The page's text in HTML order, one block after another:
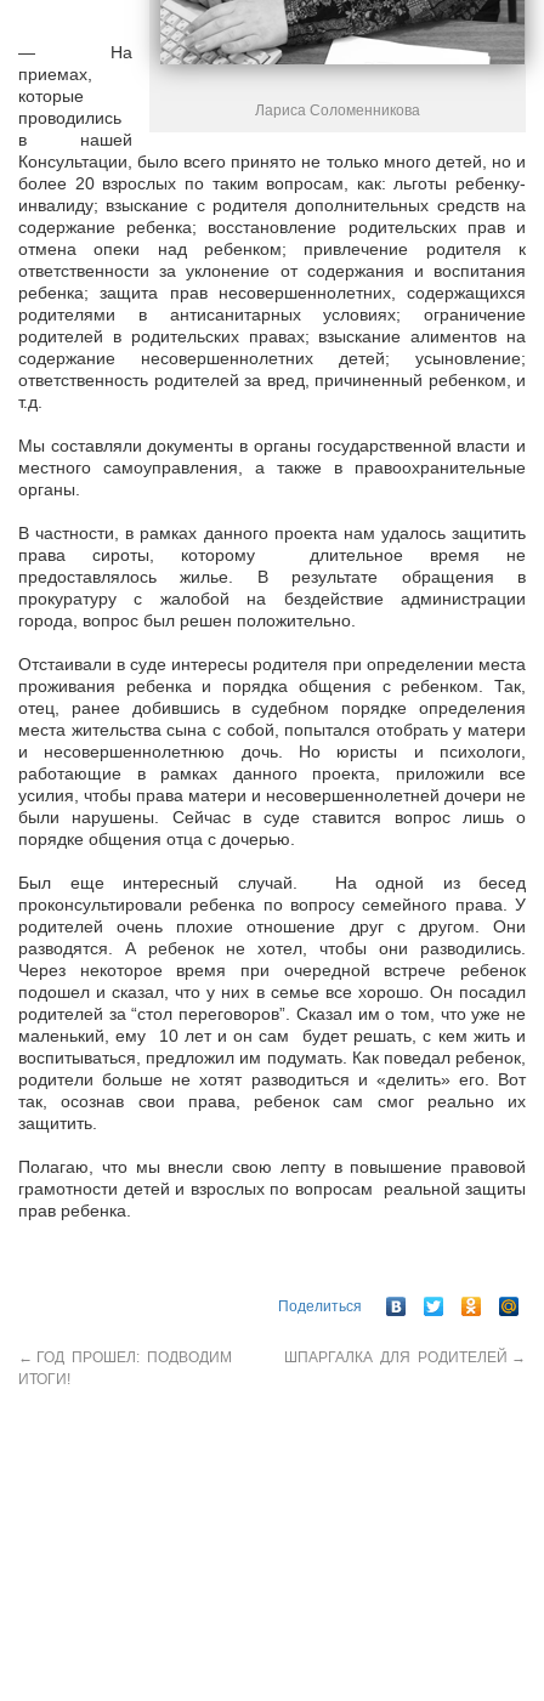
Лариса Соломенникова
— На
приемах,
которые
проводились
в нашей
Консультации, было всего принято не только много детей, но и
более 20 взрослых по таким вопросам, как: льготы ребенку-
инвалиду; взыскание с родителя дополнительных средств на
содержание ребенка; восстановление родительских прав и
отмена опеки над ребенком; привлечение родителя к
ответственности за уклонение от содержания и воспитания
ребенка; защита прав несовершеннолетних, содержащихся
родителями в антисанитарных условиях; ограничение
родителей в родительских правах; взыскание алиментов на
содержание несовершеннолетних детей; усыновление;
ответственность родителей за вред, причиненный ребенком, и
т.д.
Мы составляли документы в органы государственной власти и
местного самоуправления, а также в правоохранительные
органы.
В частности, в рамках данного проекта нам удалось защитить
права сироты, которому длительное время не
предоставлялось жилье. В результате обращения в
прокуратуру с жалобой на бездействие администрации
города, вопрос был решен положительно.
Отстаивали в суде интересы родителя при определении места
проживания ребенка и порядка общения с ребенком. Так,
отец, ранее добившись в судебном порядке определения
места жительства сына с собой, попытался отобрать у матери
и несовершеннолетнюю дочь. Но юристы и психологи,
работающие в рамках данного проекта, приложили все
усилия, чтобы права матери и несовершеннолетней дочери не
были нарушены. Сейчас в суде ставится вопрос лишь о
порядке общения отца с дочерью.
Был еще интересный случай. На одной из бесед
проконсультировали ребенка по вопросу семейного права. У
родителей очень плохие отношение друг с другом. Они
разводятся. А ребенок не хотел, чтобы они разводились.
Через некоторое время при очередной встрече ребенок
подошел и сказал, что у них в семье все хорошо. Он посадил
родителей за “стол переговоров”. Сказал им о том, что уже не
маленький, ему 10 лет и он сам будет решать, с кем жить и
воспитываться, предложил им подумать. Как поведал ребенок,
родители больше не хотят разводиться и «делить» его. Вот
так, осознав свои права, ребенок сам смог реально их
защитить.
Полагаю, что мы внесли свою лепту в повышение правовой
грамотности детей и взрослых по вопросам реальной защиты
прав ребенка.
Поделиться
← ГОД ПРОШЕЛ: ПОДВОДИМ
ИТОГИ!
ШПАРГАЛКА ДЛЯ РОДИТЕЛЕЙ →